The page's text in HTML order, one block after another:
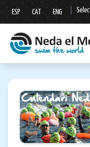
ESP CAT ENG
▼